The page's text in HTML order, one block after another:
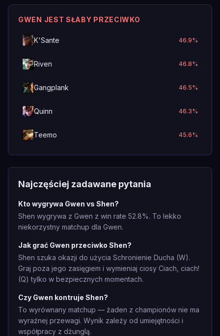
GWEN JEST SŁABY PRZECIWKO
K'Sante 46.9%
Riven 46.8%
Gangplank 46.5%
Quinn 46.3%
Teemo 45.6%
Najczęściej zadawane pytania
Kto wygrywa Gwen vs Shen?
Shen wygrywa z Gwen z win rate 52.8%. To lekko
niekorzystny matchup dla Gwen.
Jak grać Gwen przeciwko Shen?
Shen szuka okazji do użycia Schronienie Ducha (W).
Graj poza jego zasięgiem i wymieniaj ciosy Ciach, ciach!
(Q) tylko w bezpiecznych momentach.
Czy Gwen kontruje Shen?
To wyrównany matchup — żaden z championów nie ma
wyraźnej przewagi. Wynik zależy od umiejętności i
współpracy z dżunglą.